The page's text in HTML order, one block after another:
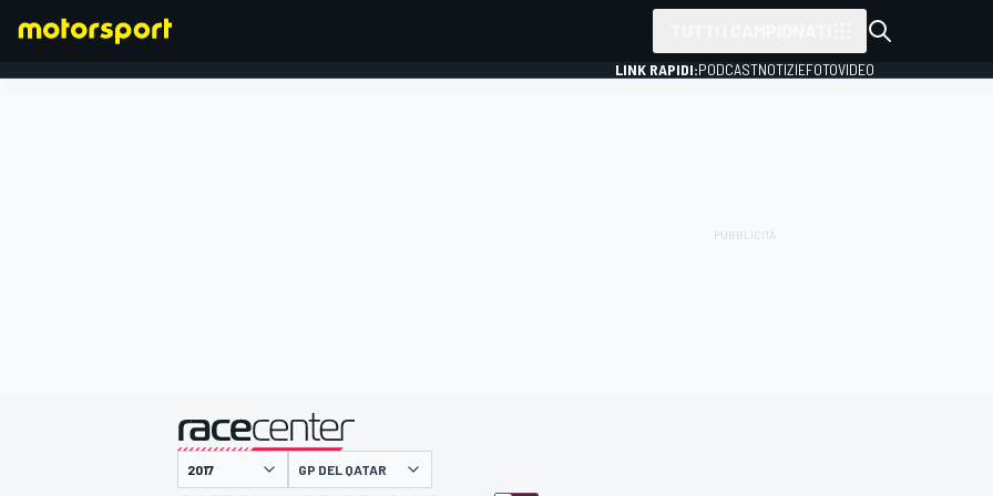
LINK RAPIDI:PODCASTNOTIZIEFOTOVIDEO
presentato da
GP DEL QATAR